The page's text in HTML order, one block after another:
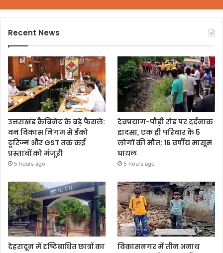
Recent News
उत्तराखंड कैबिनेट के बड़े फैसले:
वन विकास निगम से ईको
टूरिज्म और GST तक कई
प्रस्तावों को मंजूरी
5 hours ago
देवप्रयाग-पौड़ी रोड पर दर्दनाक
हादसा, एक ही परिवार के 5
लोगों की मौत; 16 वर्षीय मासूम
घायल
5 hours ago
देहरादून में दृष्टिबाधित छात्रों का
विकासनगर में तीन अनाथ